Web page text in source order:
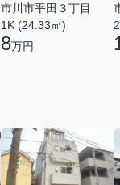
市川市平田３丁目
1K (24.33㎡)
8万円